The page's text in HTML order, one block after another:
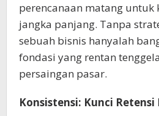
perencanaan matang untuk
jangka panjang. Tanpa
sebuah bisnis hanyalah
fondasi yang rentan
persaingan pasar.
Konsistensi: Kunci Retensi